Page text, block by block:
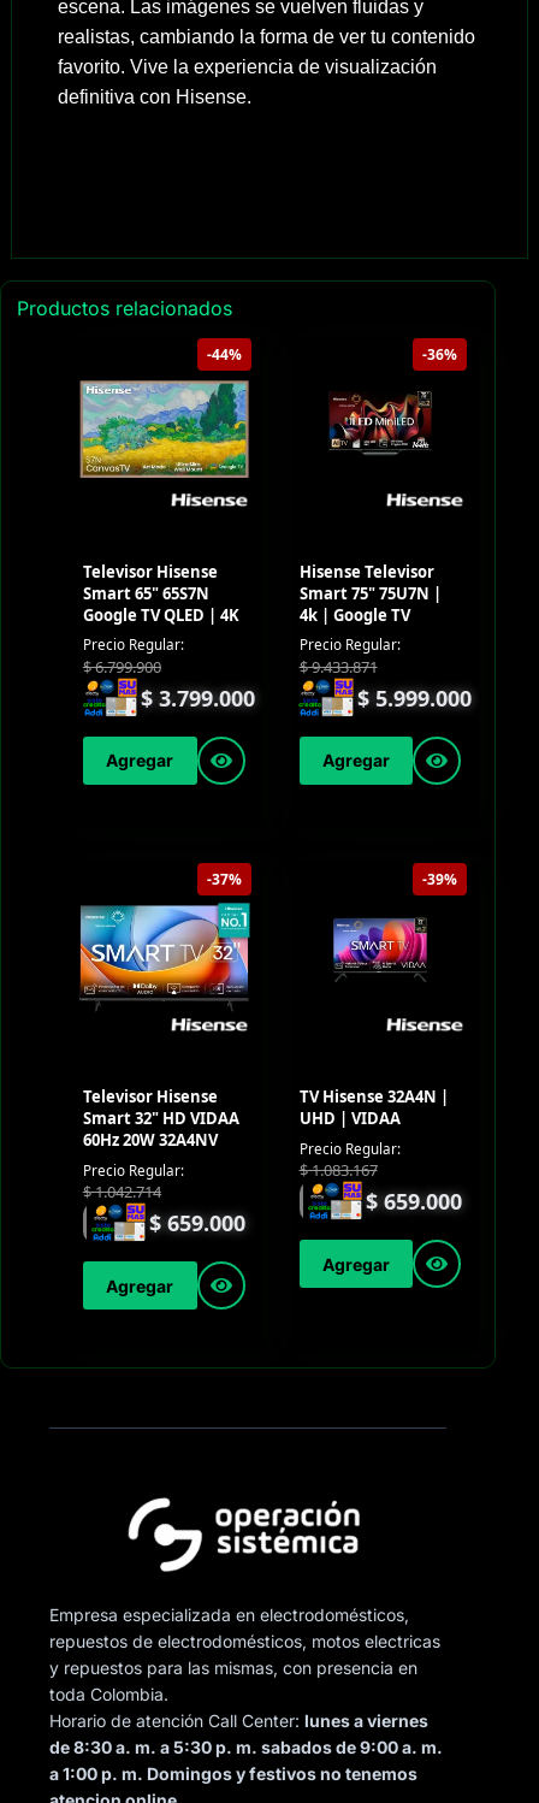
escena. Las imágenes se vuelven fluidas y
realistas, cambiando la forma de ver tu contenido
favorito. Vive la experiencia de visualización
definitiva con Hisense.
Productos relacionados
-44%
Televisor Hisense
Smart 65" 65S7N
Google TV QLED | 4K
Precio Regular:
$6.799.900
$3.799.000
Agregar
-36%
Hisense Televisor
Smart 75" 75U7N |
4k | Google TV
Precio Regular:
$9.433.871
$5.999.000
Agregar
-37%
Televisor Hisense
Smart 32" HD VIDAA
60Hz 20W 32A4NV
Precio Regular:
$1.042.714
$ 659.000
Agregar
-39%
TV Hisense 32A4N |
UHD | VIDAA
Precio Regular:
$1.083.167
$ 659.000
Agregar
Empresa especializada en electrodomésticos,
repuestos de electrodomésticos, motos electricas
y repuestos para las mismas, con presencia en
toda Colombia.
Horario de atención Call Center:lunes a viernes
de 8:30 a. m. a 5:30 p. m. sabados de 9:00 a. m.
a 1:00 p. m. Domingos y festivos no tenemos